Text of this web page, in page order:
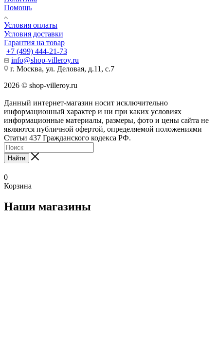
Помощь
Условия оплаты
Условия доставки
Гарантия на товар
+7 (499) 444-21-73
info@shop-villeroy.ru
г. Москва, ул. Деловая, д.11, с.7
2026 © shop-villeroy.ru
Данный интернет-магазин носит исключительно
информационный характер и ни при каких условиях
информационные материалы, размеры, фото и цены сайта не
являются публичной офертой, определяемой положениями
Статьи 437 Гражданского кодекса РФ.
Найти
0
Корзина
Наши магазины